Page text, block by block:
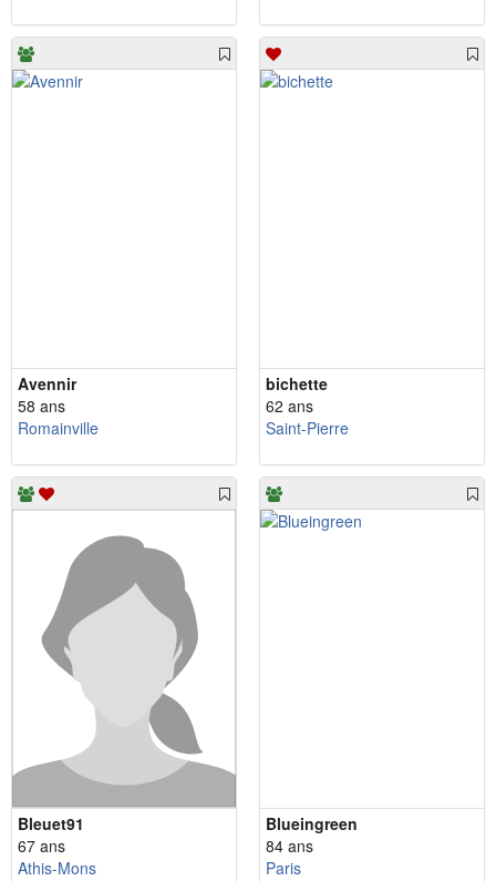
Avennir
58 ans
Romainville
bichette
62 ans
Saint-Pierre
Bleuet91
67 ans
Athis-Mons
Blueingreen
84 ans
Paris